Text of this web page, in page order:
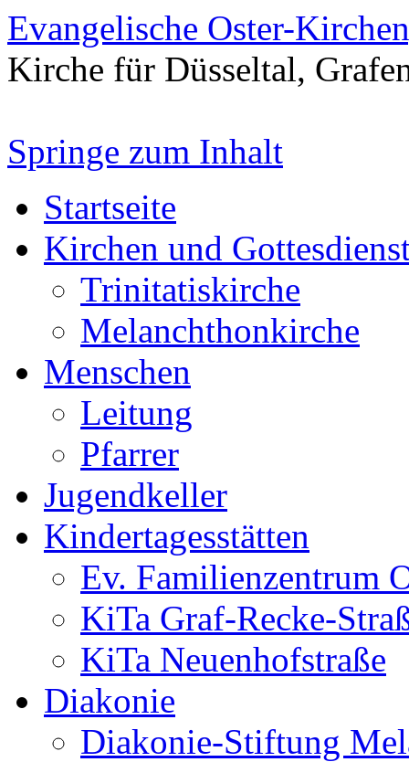
Evangelische Oster-
Kirche für Düsseltal,
Springe zum Inhalt
Startseite
Kirchen und
Trinitatiskirche
Melanchthonkirche
Menschen
Leitung
Pfarrer
Jugendkeller
Kindertagesstätten
Ev. Familienzentrum
KiTa Graf-Recke-
KiTa Neuenhofstraße
Diakonie
Diakonie-Stiftung